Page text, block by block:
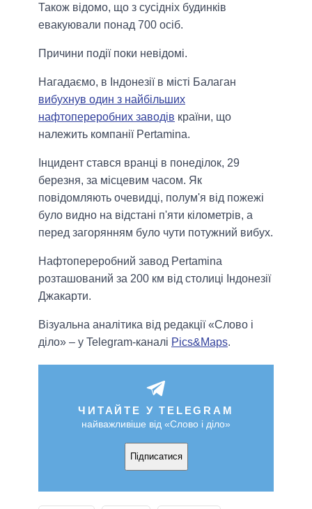
Також відомо, що з сусідніх будинків
евакуювали понад 700 осіб.
Причини події поки невідомі.
Нагадаємо, в Індонезії в місті Балаган
вибухнув один з найбільших
нафтопереробних заводів країни, що
належить компанії Pertamina.
Інцидент стався вранці в понеділок, 29
березня, за місцевим часом. Як
повідомляють очевидці, полум'я від пожежі
було видно на відстані п'яти кілометрів, а
перед загорянням було чути потужний вибух.
Нафтопереробний завод Pertamina
розташований за 200 км від столиці Індонезії
Джакарти.
Візуальна аналітика від редакції «Слово і
діло» – у Telegram-каналі Pics&Maps.
ЧИТАЙТЕ У TELEGRAM
найважливіше від «Слово і діло»
Підписатися